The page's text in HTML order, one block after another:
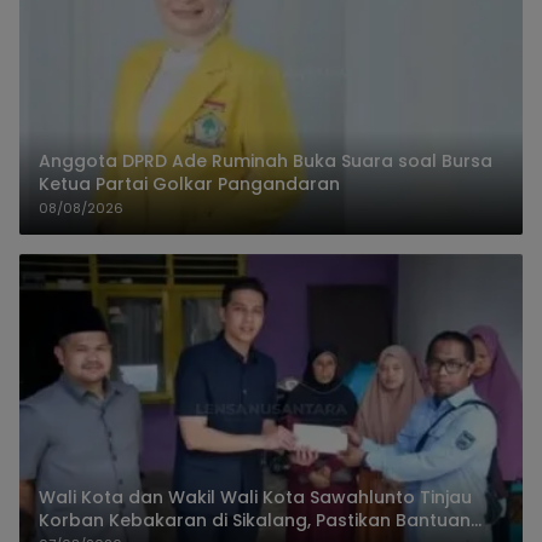
Anggota DPRD Ade Ruminah Buka Suara soal Bursa
Ketua Partai Golkar Pangandaran
08/08/2026
Wali Kota dan Wakil Wali Kota Sawahlunto Tinjau
Korban Kebakaran di Sikalang, Pastikan Bantuan